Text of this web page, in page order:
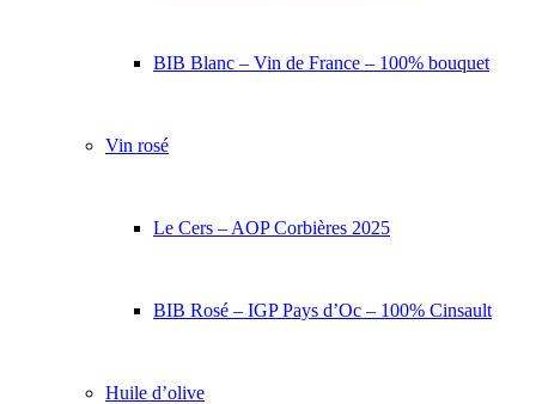
BIB Blanc – Vin de France – 100% bouquet
Vin rosé
Le Cers – AOP Corbières 2025
BIB Rosé – IGP Pays d’Oc – 100% Cinsault
Huile d’olive